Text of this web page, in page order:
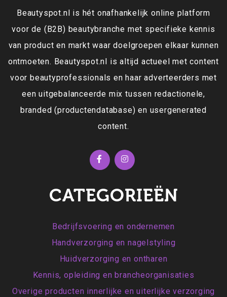
Beautyspot.nl is hét onafhankelijk online platform
voor de (B2B) beautybranche met specifieke kennis
van product en markt waar doelgroepen elkaar kunnen
ontmoeten. Beautyspot.nl is altijd actueel met content
voor beautyprofessionals en haar adverteerders met
een uitgebalanceerde mix tussen redactionele,
branded (productendatabase) en usergenerated
content.
CATEGORIEËN
Bedrijfsvoering en ondernemen
Handverzorging en nagelstyling
Huidverzorging en ontharen
Kennis, opleiding en brancheorganisaties
Overige producten innerlijke en uiterlijke verzorging